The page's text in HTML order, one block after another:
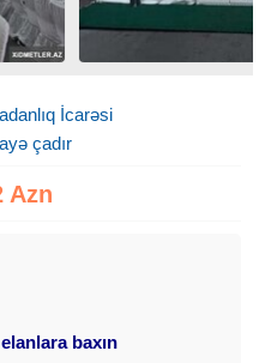
İcarəsi
çadır
Azn
baxın